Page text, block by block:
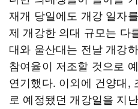
재개 당일에도 개강 일자
제 개강한 의대 규모는 다
대와 울산대는 전날 개강
참여율이 저조할 것으로
연기했다. 이외에 건양대,
로 예정됐던 개강일을 지